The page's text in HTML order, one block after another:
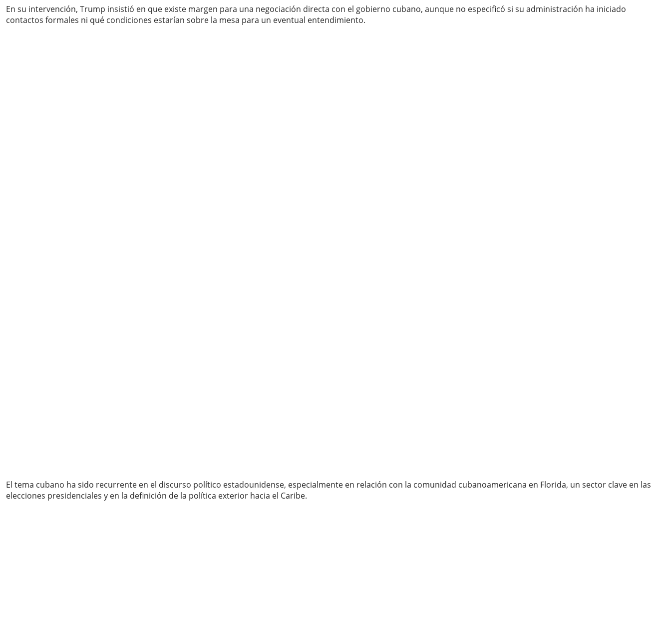
En su intervención, Trump insistió en que existe margen para una negociación directa con el gobierno cubano, aunque no especificó si su administración ha iniciado
contactos formales ni qué condiciones estarían sobre la mesa para un eventual entendimiento.
El tema cubano ha sido recurrente en el discurso político estadounidense, especialmente en relación con la comunidad cubanoamericana en Florida, un sector clave en las
elecciones presidenciales y en la definición de la política exterior hacia el Caribe.